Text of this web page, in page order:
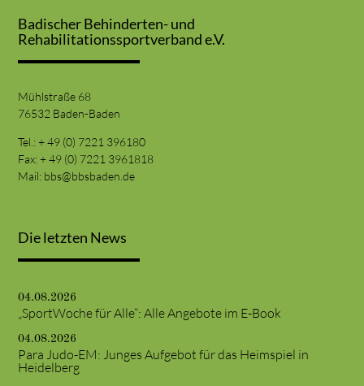
Badischer Behinderten- und
Rehabilitationssportverband e.V.
Mühlstraße 68
76532 Baden-Baden
Tel.: + 49 (0) 7221 396180
Fax: + 49 (0) 7221 3961818
Mail: bbs@bbsbaden.de
Die letzten News
04.08.2026
„SportWoche für Alle“: Alle Angebote im E-Book
04.08.2026
Para Judo-EM: Junges Aufgebot für das Heimspiel in
Heidelberg